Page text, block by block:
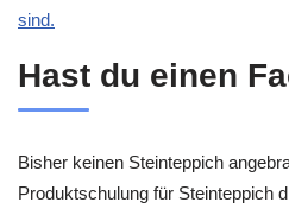
sind.
Hast du einen
Bisher keinen Steinteppich
Produktschulung für Steinteppich